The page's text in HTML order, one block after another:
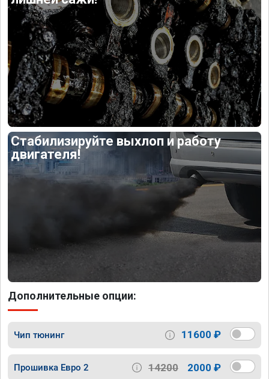
Стабилизируйте выхлоп и работу
двигателя!
Дополнительные опции:
Чип тюнинг 11600 ₽
Прошивка Евро 2 14200 2000 ₽